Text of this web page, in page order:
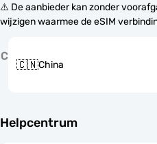
⚠️ De aanbieder kan zonder
wijzigen waarmee de eSIM
C
🇨🇳China
Helpcentrum